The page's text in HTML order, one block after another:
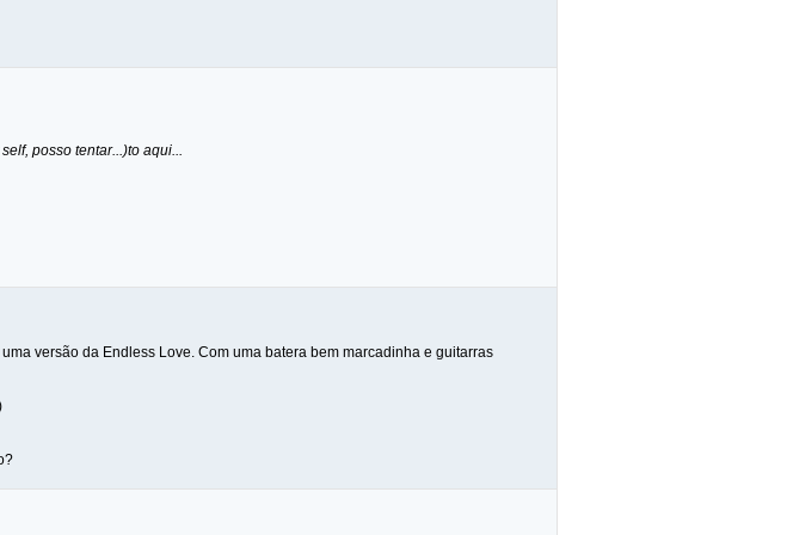
posso tentar...)to aqui...
versão da Endless Love. Com uma batera bem marcadinha e guitarras